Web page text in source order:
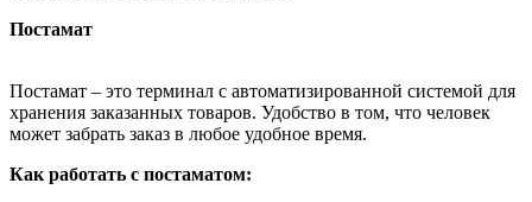
Постамат
Постамат – это терминал с автоматизированной системой для
хранения заказанных товаров. Удобство в том, что человек
может забрать заказ в любое удобное время.
Как работать с постаматом: